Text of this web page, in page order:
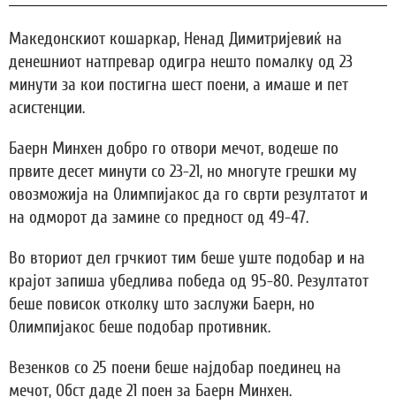
Македонскиот кошаркар, Ненад Димитријевиќ на
денешниот натпревар одигра нешто помалку од 23
минути за кои постигна шест поени, а имаше и пет
асистенции.
Баерн Минхен добро го отвори мечот, водеше по
првите десет минути со 23-21, но многуте грешки му
овозможија на Олимпијакос да го сврти резултатот и
на одморот да замине со предност од 49-47.
Во вториот дел грчкиот тим беше уште подобар и на
крајот запиша убедлива победа од 95-80. Резултатот
беше повисок отколку што заслужи Баерн, но
Олимпијакос беше подобар противник.
Везенков со 25 поени беше најдобар поединец на
мечот, Обст даде 21 поен за Баерн Минхен.